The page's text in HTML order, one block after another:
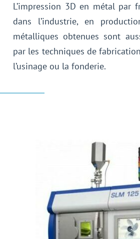
L’impression 3D en métal par
dans l’industrie, en
métalliques obtenues sont
par les techniques de
l’usinage ou la fonderie.